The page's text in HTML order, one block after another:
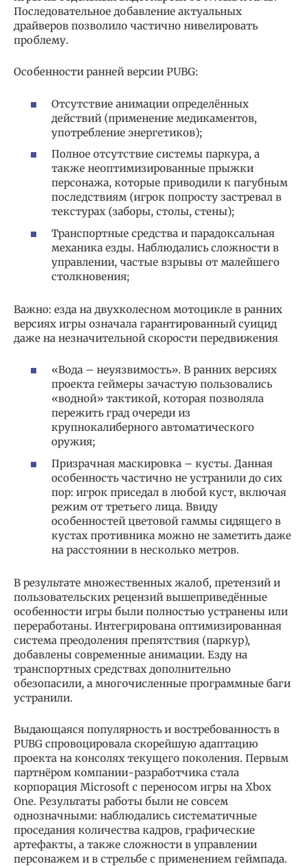
Последовательное добавление актуальных
драйверов позволило частично нивелировать
проблему.
Особенности ранней версии PUBG:
Отсутствие анимации определённых
действий (применение медикаментов,
употребление энергетиков);
Полное отсутствие системы паркура, а
также неоптимизированные прыжки
персонажа, которые приводили к пагубным
последствиям (игрок попросту застревал в
текстурах (заборы, столы, стены);
Транспортные средства и парадоксальная
механика езды. Наблюдались сложности в
управлении, частые взрывы от малейшего
столкновения;
Важно: езда на двухколесном мотоцикле в ранних
версиях игры означала гарантированный суицид
даже на незначительной скорости передвижения
«Вода – неуязвимость». В ранних версиях
проекта геймеры зачастую пользовались
«водной» тактикой, которая позволяла
пережить град очереди из
крупнокалиберного автоматического
оружия;
Призрачная маскировка – кусты. Данная
особенность частично не устранили до сих
пор: игрок приседал в любой куст, включая
режим от третьего лица. Ввиду
особенностей цветовой гаммы сидящего в
кустах противника можно не заметить даже
на расстоянии в несколько метров.
В результате множественных жалоб, претензий и
пользовательских рецензий вышеприведённые
особенности игры были полностью устранены или
переработаны. Интегрирована оптимизированная
система преодоления препятствия (паркур),
добавлены современные анимации. Езду на
транспортных средствах дополнительно
обезопасили, а многочисленные программные баги
устранили.
Выдающаяся популярность и востребованность в
PUBG спровоцировала скорейшую адаптацию
проекта на консолях текущего поколения. Первым
партнёром компании-разработчика стала
корпорация Microsoft с переносом игры на Xbox
One. Результаты работы были не совсем
однозначными: наблюдались систематичные
проседания количества кадров, графические
артефакты, а также сложности в управлении
персонажем и в стрельбе с применением геймпада.